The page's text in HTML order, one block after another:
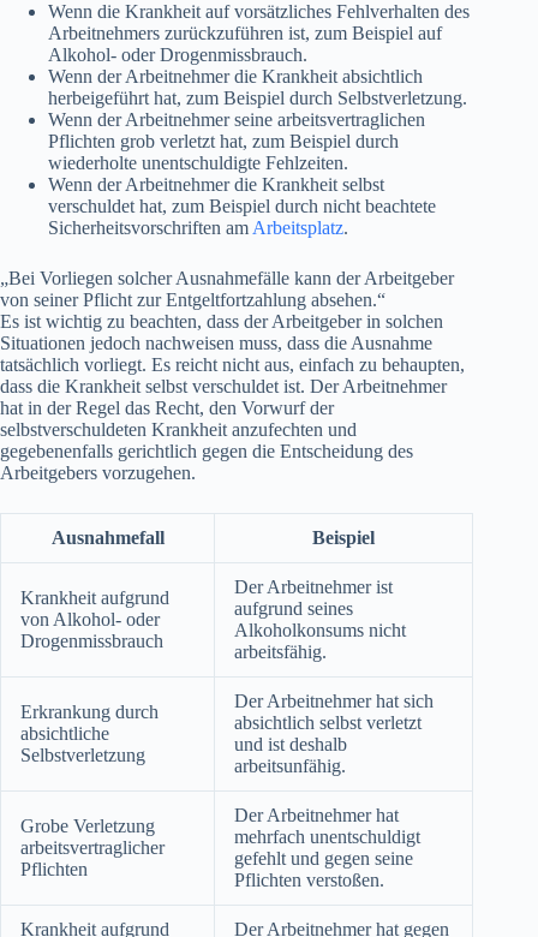
Wenn die Krankheit auf vorsätzliches Fehlverhalten des
Arbeitnehmers zurückzuführen ist, zum Beispiel auf
Alkohol- oder Drogenmissbrauch.
Wenn der Arbeitnehmer die Krankheit absichtlich
herbeigeführt hat, zum Beispiel durch Selbstverletzung.
Wenn der Arbeitnehmer seine arbeitsvertraglichen
Pflichten grob verletzt hat, zum Beispiel durch
wiederholte unentschuldigte Fehlzeiten.
Wenn der Arbeitnehmer die Krankheit selbst
verschuldet hat, zum Beispiel durch nicht beachtete
Sicherheitsvorschriften amArbeitsplatz.
„Bei Vorliegen solcher Ausnahmefälle kann der Arbeitgeber
von seiner Pflicht zur Entgeltfortzahlung absehen.“
Es ist wichtig zu beachten, dass der Arbeitgeber in solchen
Situationen jedoch nachweisen muss, dass die Ausnahme
tatsächlich vorliegt. Es reicht nicht aus, einfach zu behaupten,
dass die Krankheit selbst verschuldet ist. Der Arbeitnehmer
hat in der Regel das Recht, den Vorwurf der
selbstverschuldeten Krankheit anzufechten und
gegebenenfalls gerichtlich gegen die Entscheidung des
Arbeitgebers vorzugehen.
Ausnahmefall Beispiel
Krankheit aufgrund
von Alkohol- oder
Drogenmissbrauch
Der Arbeitnehmer ist
aufgrund seines
Alkoholkonsums nicht
arbeitsfähig.
Erkrankung durch
absichtliche
Selbstverletzung
Der Arbeitnehmer hat sich
absichtlich selbst verletzt
und ist deshalb
arbeitsunfähig.
Grobe Verletzung
arbeitsvertraglicher
Pflichten
Der Arbeitnehmer hat
mehrfach unentschuldigt
gefehlt und gegen seine
Pflichten verstoßen.
Krankheit aufgrund Der Arbeitnehmer hat gegen